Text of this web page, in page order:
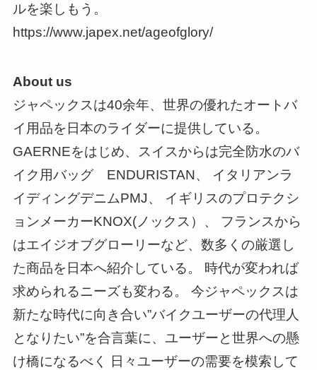
ルを楽しもう。
https://www.japex.net/ageofglory/
About us
ジャペックスは40余年、世界の優れたオートバ
イ用品を日本のライダーに提供している。
GAERNEをはじめ、スイスからは完全防水のバ
イク用バッグ ENDURISTAN、 イタリアンラ
イディングデニムPMJ、 イギリスのプロテクシ
ョンメーカーKNOX(ノックス）、 フランスから
はエイジオブグローリーなど、数多くの厳選し
た商品を日本へ紹介している。 時代が変われば
求められるニーズも変わる。 今ジャペックスは
新たな時代に向き合い”バイクユーザーの代理人
となりたい”を合言葉に、ユーザーと世界への懸
け橋になるべく 日々ユーザーの需要を模索して